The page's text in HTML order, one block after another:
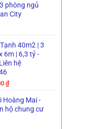
phòng ngủ
City
40m2 | 3
6m | 6,3 tỷ -
hệ
₫
Hoàng Mai -
hộ chung cư